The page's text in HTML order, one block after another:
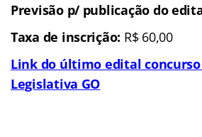
Previsão p/ publicação do
Taxa de inscrição: R$ 60,00
Link do último edital
Legislativa GO